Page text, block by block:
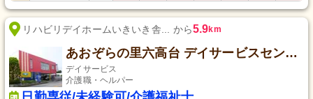
リハビリデイホームいきいき舎... から5.9km
あおぞらの里六高台 デイサービスセンター
デイサービス
介護職・ヘルパー